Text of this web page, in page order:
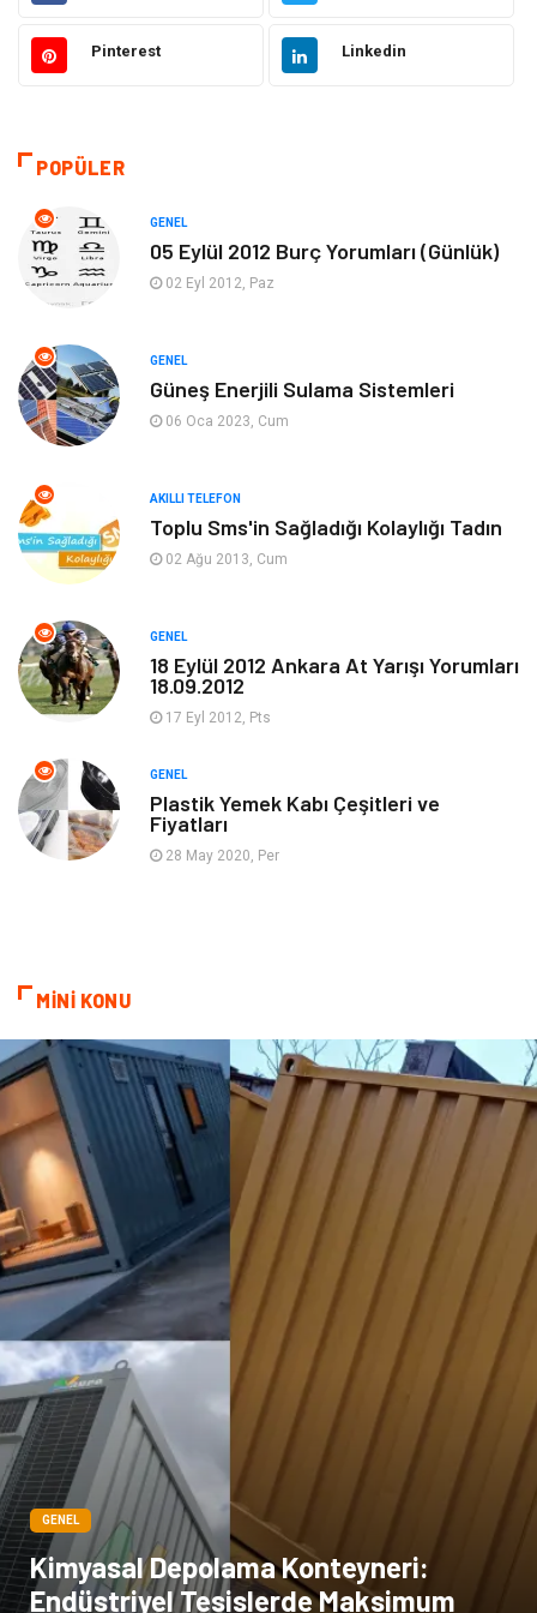
Ülkemizden Haberler Politika & Siyaset
Akıllı Telefon
Soru-Cevap
Ekonomi
Tanıtıcı Reklam Alışveriş
Dekorasyon Tatil
Makine
Güzellik & Bakım
Organizasyon
Hizmet
Aksesuar
Pinterest Linkedin
POPÜLER
GENEL
05 Eylül 2012 Burç Yorumları (Günlük)
02 Eyl 2012, Paz
GENEL
Güneş Enerjili Sulama Sistemleri
06 Oca 2023, Cum
AKILLI TELEFON
Toplu Sms'in Sağladığı Kolaylığı Tadın
02 Ağu 2013, Cum
GENEL
18 Eylül 2012 Ankara At Yarışı Yorumları
18.09.2012
17 Eyl 2012, Pts
GENEL
Plastik Yemek Kabı Çeşitleri ve
Fiyatları
28 May 2020, Per
MİNİ KONU
GENEL
Kimyasal Depolama Konteyneri:
Endüstriyel Tesislerde Maksimum